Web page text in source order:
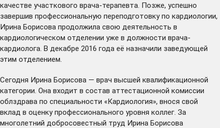
качестве участкового врача-терапевта. Позже, успешно
завершив профессиональную переподготовку по кардиологии,
Ирина Борисова продолжила свою деятельность в
кардиологическом отделении уже в должности врача-
кардиолога. В декабре 2016 года её назначили заведующей
этим отделением.
Сегодня Ирина Борисова — врач высшей квалификационной
категории. Она входит в состав аттестационной комиссии
облздрава по специальности «Кардиология», внося свой
вклад в оценку профессионального уровня коллег. За
многолетний добросовестный труд Ирина Борисова